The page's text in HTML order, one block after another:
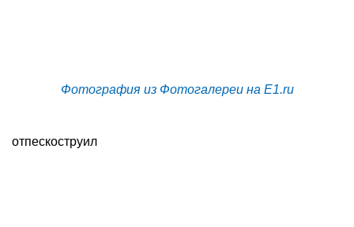
Фотография из Фотогалереи на E1.ru
отпескоструил